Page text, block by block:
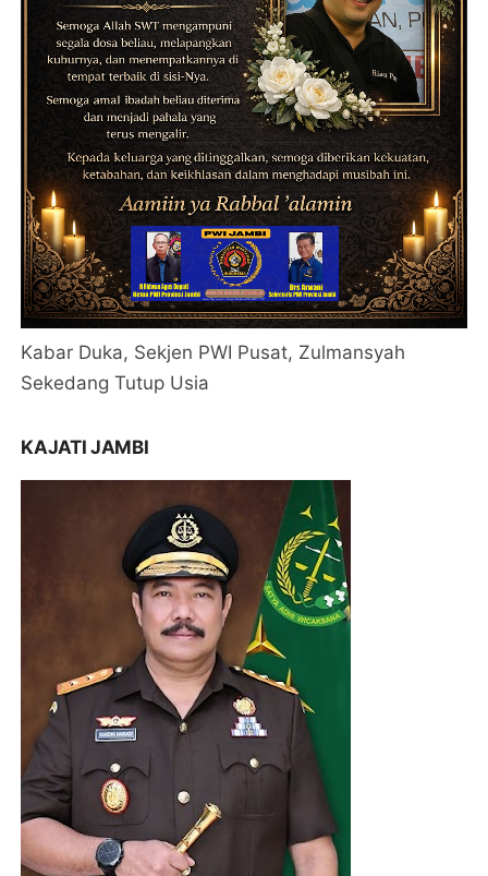
Kabar Duka, Sekjen PWI Pusat, Zulmansyah
Sekedang Tutup Usia
KAJATI JAMBI